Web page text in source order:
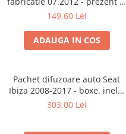
locuri)
149,60 Lei
ADAUGA IN COS
Pachet difuzoare auto Seat
Ibiza 2008-2017 - boxe, inele,
adaptoare
303,00 Lei